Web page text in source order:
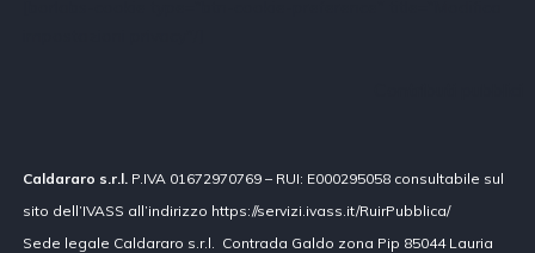
Caldararo s.r.l. P.IVA 01672970769 – RUI: E000295058 consultabile sul
sito dell’IVASS all’indirizzo https://servizi.ivass.it/RuirPubblica/
Sede legale Caldararo s.r.l. Contrada Galdo zona Pip 85044 Lauria